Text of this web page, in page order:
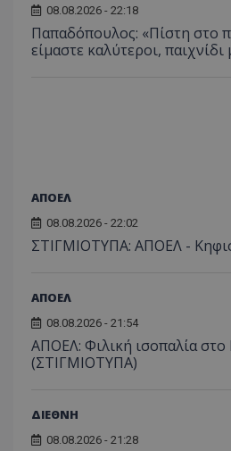
08.08.2026 - 22:18
Παπαδόπουλος: «Πίστη στο
είμαστε καλύτεροι, παιχνίδι
ΑΠΟΕΛ
08.08.2026 - 22:02
ΣΤΙΓΜΙΟΤΥΠΑ: ΑΠΟΕΛ -
ΑΠΟΕΛ
08.08.2026 - 21:54
ΑΠΟΕΛ: Φιλική ισοπαλία
(ΣΤΙΓΜΙΟΤΥΠΑ)
ΔΙΕΘΝΗ
08.08.2026 - 21:28